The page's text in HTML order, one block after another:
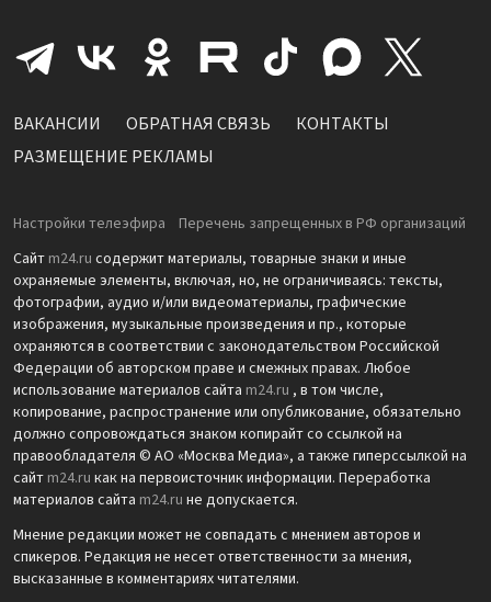
ВАКАНСИИ ОБРАТНАЯ СВЯЗЬ
КОНТАКТЫ
РАЗМЕЩЕНИЕ РЕКЛАМЫ
Настройки телеэфира
Перечень запрещенных в РФ организаций
Сайт m24.ru содержит материалы, товарные знаки и иные
охраняемые элементы, включая, но, не ограничиваясь: тексты,
фотографии, аудио и/или видеоматериалы, графические
изображения, музыкальные произведения и пр., которые
охраняются в соответствии с законодательством Российской
Федерации об авторском праве и смежных правах. Любое
использование материалов сайта m24.ru , в том числе,
копирование, распространение или опубликование, обязательно
должно сопровождаться знаком копирайт со ссылкой на
правообладателя © АО «Москва Медиа», а также гиперссылкой на
сайт m24.ru как на первоисточник информации. Переработка
материалов сайта m24.ru не допускается.
Мнение редакции может не совпадать с мнением авторов и
спикеров. Редакция не несет ответственности за мнения,
высказанные в комментариях читателями.